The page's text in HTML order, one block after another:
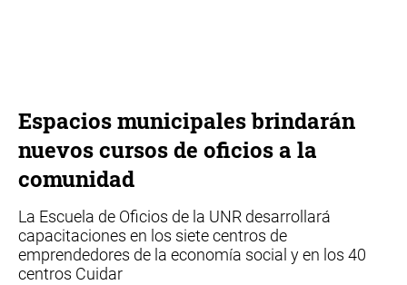
Espacios municipales brindarán
nuevos cursos de oficios a la
comunidad
La Escuela de Oficios de la UNR desarrollará
capacitaciones en los siete centros de
emprendedores de la economía social y en los 40
centros Cuidar